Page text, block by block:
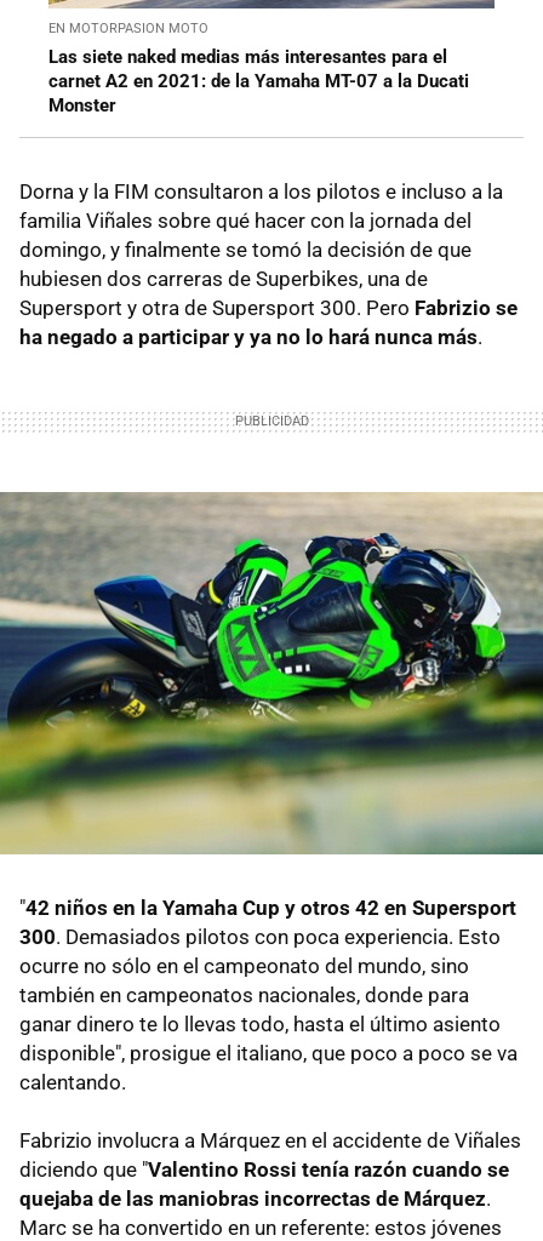
EN MOTORPASION MOTO
Las siete naked medias más interesantes para el
carnet A2 en 2021: de la Yamaha MT-07 a la Ducati
Monster
Dorna y la FIM consultaron a los pilotos e incluso a la
familia Viñales sobre qué hacer con la jornada del
domingo, y finalmente se tomó la decisión de que
hubiesen dos carreras de Superbikes, una de
Supersport y otra de Supersport 300. Pero Fabrizio se
ha negado a participar y ya no lo hará nunca más.
"42 niños en la Yamaha Cup y otros 42 en Supersport
300. Demasiados pilotos con poca experiencia. Esto
ocurre no sólo en el campeonato del mundo, sino
también en campeonatos nacionales, donde para
ganar dinero te lo llevas todo, hasta el último asiento
disponible", prosigue el italiano, que poco a poco se va
calentando.
Fabrizio involucra a Márquez en el accidente de Viñales
diciendo que "Valentino Rossi tenía razón cuando se
quejaba de las maniobras incorrectas de Márquez.
Marc se ha convertido en un referente: estos jóvenes